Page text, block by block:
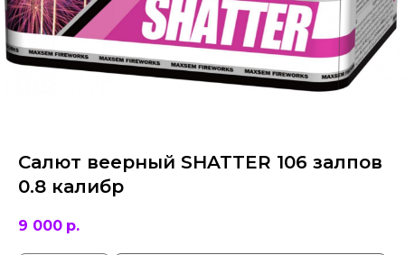
Салют веерный SHATTER 106 залпов
0.8 калибр
9 000 р.